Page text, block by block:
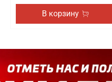
В корзину